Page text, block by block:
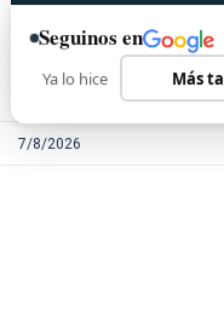
7/8/2026
Seguinos en
Ya lo hice Más